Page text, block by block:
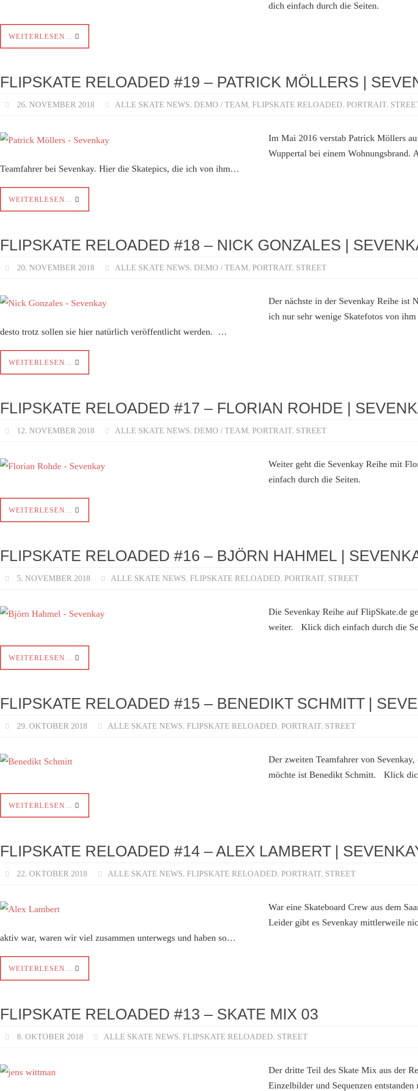
dich einfach durch die Seiten.
WEITERLESEN…
FLIPSKATE RELOADED #19 – PATRICK MÖLLERS |
26. NOVEMBER 2018 ALLE SKATE NEWS, DEMO / TEAM, FLIPSKATE RELOADED, PORTRAIT,
Im Mai 2016 verstab Patrick Möllers
Wuppertal bei einem Wohnungsbrand.
Teamfahrer bei Sevenkay. Hier die Skatepics, die ich von ihm…
WEITERLESEN…
FLIPSKATE RELOADED #18 – NICK GONZALES |
20. NOVEMBER 2018 ALLE SKATE NEWS, DEMO / TEAM, PORTRAIT, STREET
Der nächste in der Sevenkay Reihe ist
ich nur sehr wenige Skatefotos von
desto trotz sollen sie hier natürlich veröffentlicht werden. …
WEITERLESEN…
FLIPSKATE RELOADED #17 – FLORIAN ROHDE |
12. NOVEMBER 2018 ALLE SKATE NEWS, DEMO / TEAM, PORTRAIT, STREET
Weiter geht die Sevenkay Reihe mit
einfach durch die Seiten.
WEITERLESEN…
FLIPSKATE RELOADED #16 – BJÖRN HAHMEL |
5. NOVEMBER 2018 ALLE SKATE NEWS, FLIPSKATE RELOADED, PORTRAIT, STREET
Die Sevenkay Reihe auf FlipSkate.de
weiter. Klick dich einfach durch die
WEITERLESEN…
FLIPSKATE RELOADED #15 – BENEDIKT SCHMITT |
29. OKTOBER 2018 ALLE SKATE NEWS, FLIPSKATE RELOADED, PORTRAIT, STREET
Der zweiten Teamfahrer von
möchte ist Benedikt Schmitt. Klick
WEITERLESEN…
FLIPSKATE RELOADED #14 – ALEX LAMBERT |
22. OKTOBER 2018 ALLE SKATE NEWS, FLIPSKATE RELOADED, PORTRAIT, STREET
War eine Skateboard Crew aus dem
Leider gibt es Sevenkay mittlerweile
aktiv war, waren wir viel zusammen unterwegs und haben so…
WEITERLESEN…
FLIPSKATE RELOADED #13 – SKATE MIX 03
8. OKTOBER 2018 ALLE SKATE NEWS, FLIPSKATE RELOADED, STREET
Der dritte Teil des Skate Mix aus der
Einzelbilder und Sequenzen